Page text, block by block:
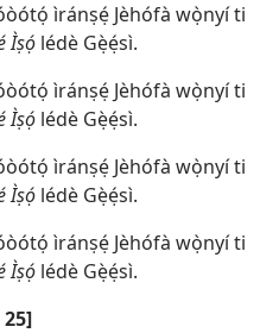
ìránṣẹ́ Jèhófà wọ̀nyí ti
Ìṣọ́ lédè Gẹ̀ẹ́sì.
ìránṣẹ́ Jèhófà wọ̀nyí ti
Ìṣọ́ lédè Gẹ̀ẹ́sì.
ìránṣẹ́ Jèhófà wọ̀nyí ti
Ìṣọ́ lédè Gẹ̀ẹ́sì.
ìránṣẹ́ Jèhófà wọ̀nyí ti
Ìṣọ́ lédè Gẹ̀ẹ́sì.